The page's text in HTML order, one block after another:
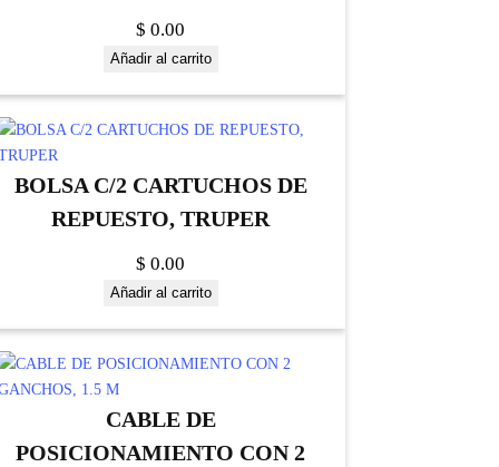
$ 0.00
Añadir al carrito
BOLSA C/2 CARTUCHOS DE
REPUESTO, TRUPER
$ 0.00
Añadir al carrito
CABLE DE
POSICIONAMIENTO CON 2